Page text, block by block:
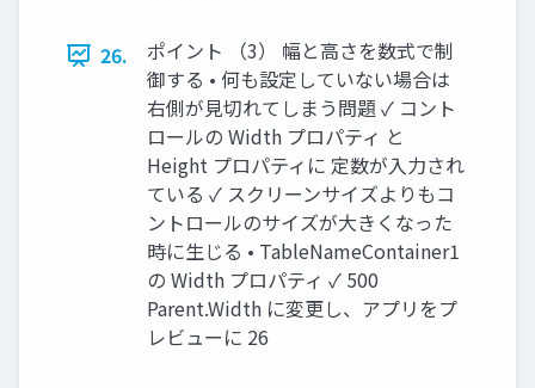
26.
ポイント （3） 幅と高さを数式で制
御する • 何も設定していない場合は
右側が見切れてしまう問題 ✓ コント
ロールの Width プロパティ と
Height プロパティに 定数が入力され
ている ✓ スクリーンサイズよりもコ
ントロールのサイズが大きくなった
時に生じる • TableNameContainer1
の Width プロパティ ✓ 500
Parent.Width に変更し、アプリをプ
レビューに 26